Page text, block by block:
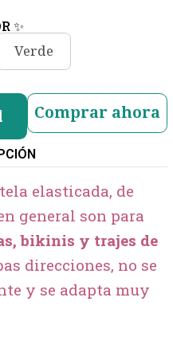
✨
Verde
Comprar ahora
elasticada, de
general son para
bikinis y trajes de
direcciones, no se
y se adapta muy